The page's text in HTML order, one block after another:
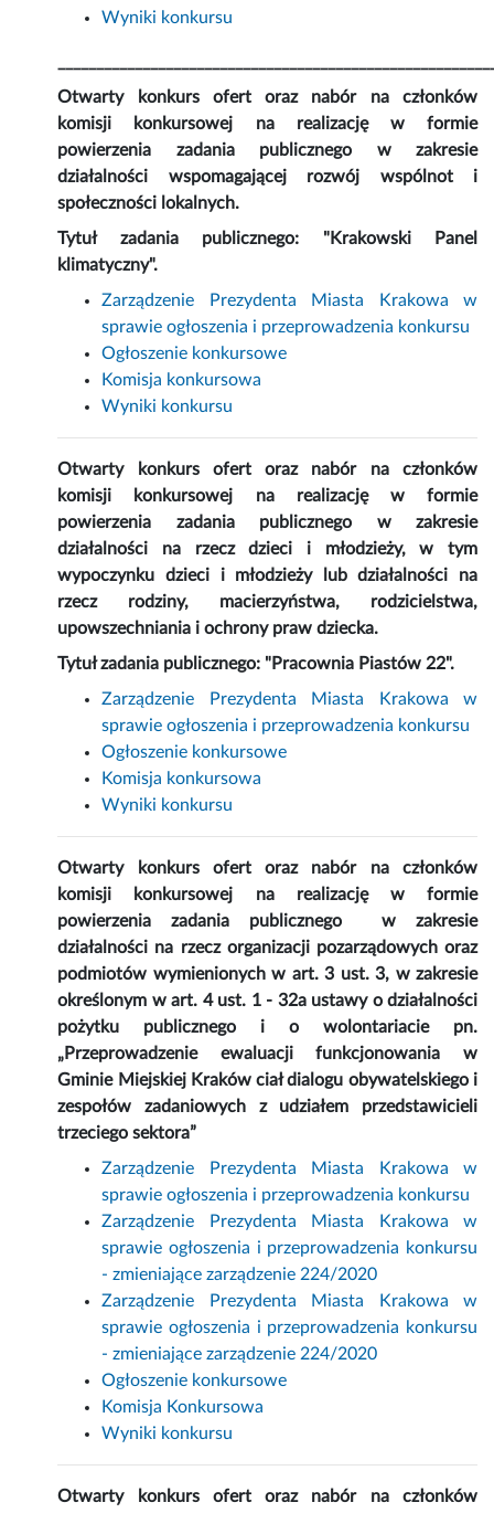
Wyniki konkursu
Otwarty konkurs ofert oraz nabór na członków
komisji konkursowej na realizację w formie
powierzenia zadania publicznego w zakresie
działalności wspomagającej rozwój wspólnot i
społeczności lokalnych.
Tytuł zadania publicznego: "Krakowski Panel
klimatyczny".
Zarządzenie Prezydenta Miasta Krakowa w
sprawie ogłoszenia i przeprowadzenia konkursu
Ogłoszenie konkursowe
Komisja konkursowa
Wyniki konkursu
Otwarty konkurs ofert oraz nabór na członków
komisji konkursowej na realizację w formie
powierzenia zadania publicznego w zakresie
działalności na rzecz dzieci i młodzieży, w tym
wypoczynku dzieci i młodzieży lub działalności na
rzecz rodziny, macierzyństwa, rodzicielstwa,
upowszechniania i ochrony praw dziecka.
Tytuł zadania publicznego: "Pracownia Piastów 22".
Zarządzenie Prezydenta Miasta Krakowa w
sprawie ogłoszenia i przeprowadzenia konkursu
Ogłoszenie konkursowe
Komisja konkursowa
Wyniki konkursu
Otwarty konkurs ofert oraz nabór na członków
komisji konkursowej na realizację w formie
powierzenia zadania publicznego w zakresie
działalności na rzecz organizacji pozarządowych oraz
podmiotów wymienionych w art. 3 ust. 3, w zakresie
określonym w art. 4 ust. 1 - 32a ustawy o działalności
pożytku publicznego i o wolontariacie pn.
„Przeprowadzenie ewaluacji funkcjonowania w
Gminie Miejskiej Kraków ciał dialogu obywatelskiego i
zespołów zadaniowych z udziałem przedstawicieli
trzeciego sektora”
Zarządzenie Prezydenta Miasta Krakowa w
sprawie ogłoszenia i przeprowadzenia konkursu
Zarządzenie Prezydenta Miasta Krakowa w
sprawie ogłoszenia i przeprowadzenia konkursu
- zmieniające zarządzenie 224/2020
Zarządzenie Prezydenta Miasta Krakowa w
sprawie ogłoszenia i przeprowadzenia konkursu
- zmieniające zarządzenie 224/2020
Ogłoszenie konkursowe
Komisja Konkursowa
Wyniki konkursu
Otwarty konkurs ofert oraz nabór na członków